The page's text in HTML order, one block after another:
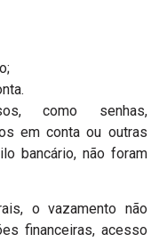
como senhas,
em conta ou outras
bancário, não foram
o vazamento não
financeiras, acesso